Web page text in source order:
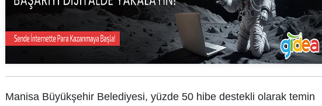
Manisa Büyükşehir Belediyesi, yüzde 50 hibe destekli olarak temin